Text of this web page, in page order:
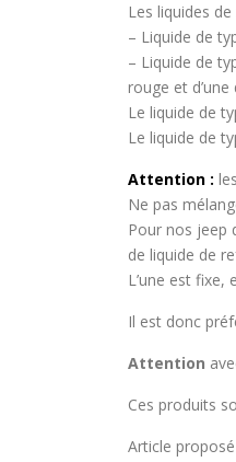
Les liquides
– Liquide de
– Liquide de
rouge et
Le liquide de
Le liquide de
Attention :
Ne pas
Pour nos jeep
de liquide de
L’une est
Il est donc
Attention
Ces produits
Article